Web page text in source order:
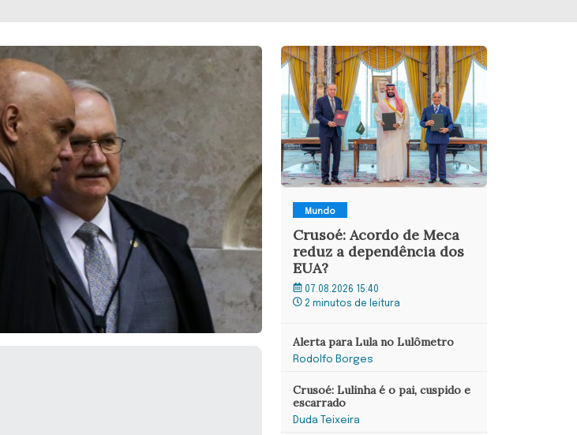
Mundo
Crusoé: Acordo de Meca
reduz a dependência dos
EUA?
07.08.2026 15:40
2 minutos de leitura
Alerta para Lula no Lulômetro
Rodolfo Borges
Crusoé: Lulinha é o pai, cuspido e
escarrado
Duda Teixeira